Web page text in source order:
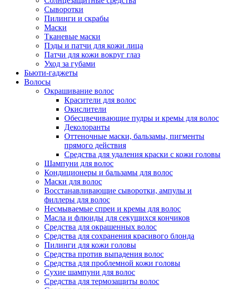
Сыворотки
Пилинги и скрабы
Маски
Тканевые маски
Пэды и патчи для кожи лица
Патчи для кожи вокруг глаз
Уход за губами
Бьюти-гаджеты
Волосы
Окрашивание волос
Красители для волос
Окислители
Обесцвечивающие пудры и кремы для волос
Деколоранты
Оттеночные маски, бальзамы, пигменты
прямого действия
Средства для удаления краски с кожи головы
Шампуни для волос
Кондиционеры и бальзамы для волос
Маски для волос
Восстанавливающие сыворотки, ампулы и
филлеры для волос
Несмываемые спреи и кремы для волос
Масла и флюиды для секущихся кончиков
Средства для окрашенных волос
Средства для сохранения красивого блонда
Пилинги для кожи головы
Средства против выпадения волос
Средства для проблемной кожи головы
Сухие шампуни для волос
Средства для термозащиты волос